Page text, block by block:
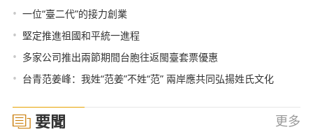
• 一位“臺二代”的接力創業
• 堅定推進祖國和平統一進程
• 多家公司推出兩節期間台胞往返閩臺套票優惠
• 台青范姜峰：我姓“范姜”不姓“范” 兩岸應共同弘揚姓氏文化
要聞 更多